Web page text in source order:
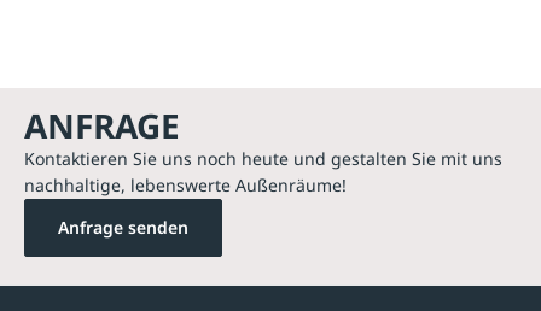
ANFRAGE
Kontaktieren Sie uns noch heute und gestalten Sie mit uns
nachhaltige, lebenswerte Außenräume!
Anfrage senden